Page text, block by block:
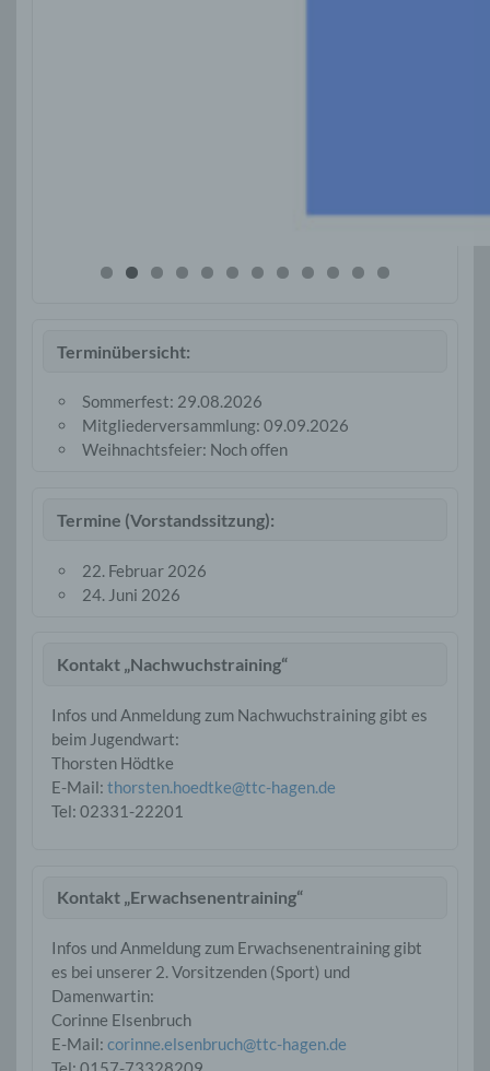
Terminübersicht:
Sommerfest: 29.08.2026
Mitgliederversammlung: 09.09.2026
Weihnachtsfeier: Noch offen
Termine (Vorstandssitzung):
22. Februar 2026
24. Juni 2026
Kontakt „Nachwuchstraining“
Infos und Anmeldung zum Nachwuchstraining gibt es
beim Jugendwart:
Thorsten Hödtke
E-Mail: thorsten.hoedtke@ttc-hagen.de
Tel: 02331-22201
Kontakt „Erwachsenentraining“
Infos und Anmeldung zum Erwachsenentraining gibt
es bei unserer 2. Vorsitzenden (Sport) und
Damenwartin:
Corinne Elsenbruch
E-Mail: corinne.elsenbruch@ttc-hagen.de